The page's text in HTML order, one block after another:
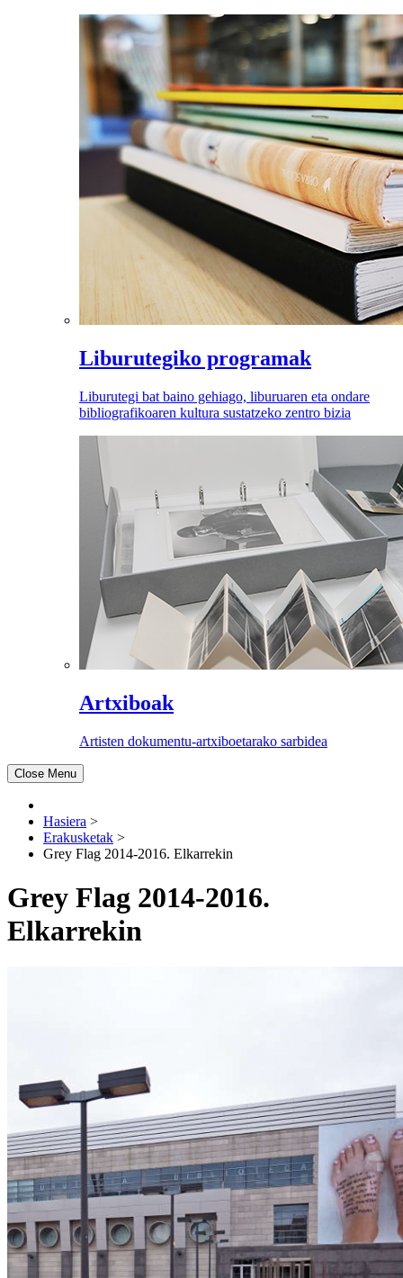
Liburutegiko programak
Liburutegi bat baino gehiago, liburuaren eta ondare
bibliografikoaren kultura sustatzeko zentro bizia
Artxiboak
Artisten dokumentu-artxiboetarako sarbidea
Close Menu
Hasiera >
Erakusketak >
Grey Flag 2014-2016. Elkarrekin
Grey Flag 2014-2016.
Elkarrekin